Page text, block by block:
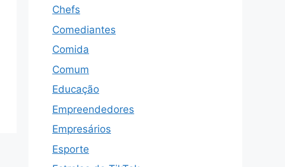
Chefs
Comediantes
Comida
Comum
Educação
Empreendedores
Empresários
Esporte